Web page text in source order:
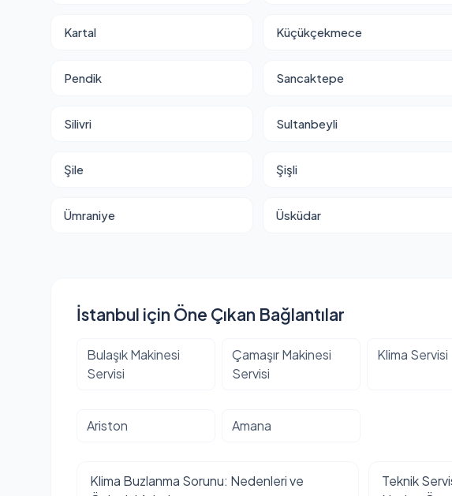
Kartal Küçükçekmece
Pendik Sancaktepe
Silivri Sultanbeyli
Şile Şişli
Ümraniye Üsküdar
İstanbul için Öne Çıkan Bağlantılar
Bulaşık Makinesi
Servisi
Çamaşır Makinesi
Servisi
Klima Servisi
Ariston Amana
Klima Buzlanma Sorunu: Nedenleri ve
Teknik